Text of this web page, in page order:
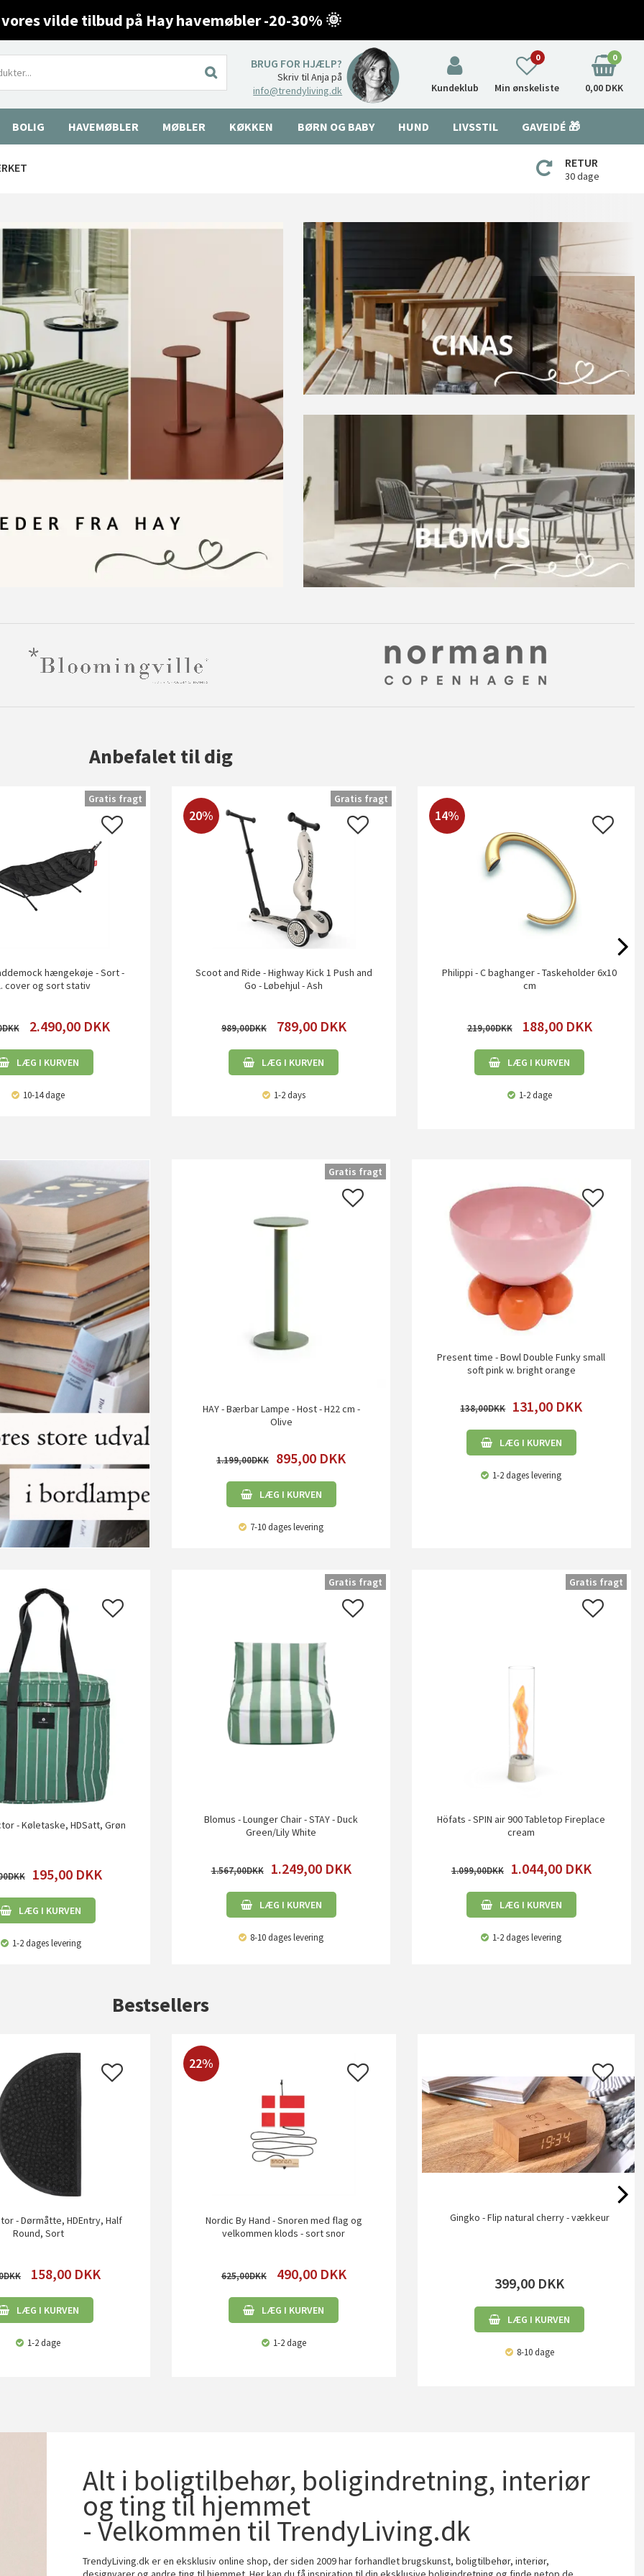
vores vilde tilbud på Hay havemøbler -20-30% 🌞
BRUG FOR HJÆLP?
Skriv til Anja på
info@trendyliving.dk
Kundeklub Min ønskeliste
0 0
0,00 DKK
BOLIG HAVEMØBLER MØBLER KØKKEN BØRN OG BABY HUND LIVSSTIL GAVEIDÉ 🎁
RETUR
30 dage
Anbefalet til dig
hængekøje - Sort -
cover og sort stativ
2.490,00 DKK
LÆG I KURVEN
10-14 dage
Gratis fragt
20%
Scoot and Ride - Highway Kick 1 Push and
Go - Løbehjul - Ash
989,00 789,00 DKK
LÆG I KURVEN
1-2 days
Gratis fragt
14%
Philippi - C baghanger - Taskeholder 6x10
cm
219,00 188,00 DKK
LÆG I KURVEN
1-2 dage
HAY - Bærbar Lampe - Host - H22 cm -
Olive
1.199,00 895,00 DKK
LÆG I KURVEN
7-10 dages levering
Gratis fragt
Present time - Bowl Double Funky small
soft pink w. bright orange
138,00 131,00 DKK
LÆG I KURVEN
1-2 dages levering
- Køletaske, HDSatt, Grøn
195,00 DKK
LÆG I KURVEN
1-2 dages levering
Blomus - Lounger Chair - STAY - Duck
Green/Lily White
1.567,00 1.249,00 DKK
LÆG I KURVEN
8-10 dages levering
Gratis fragt
Höfats - SPIN air 900 Tabletop Fireplace
cream
1.099,00 1.044,00 DKK
LÆG I KURVEN
1-2 dages levering
Gratis fragt
Bestsellers
- Dørmåtte, HDEntry, Half
Round, Sort
158,00 DKK
LÆG I KURVEN
1-2 dage
22%
Nordic By Hand - Snoren med flag og
velkommen klods - sort snor
625,00 490,00 DKK
LÆG I KURVEN
1-2 dage
Gingko - Flip natural cherry - vækkeur
399,00 DKK
LÆG I KURVEN
8-10 dage
Alt i boligtilbehør, boligindretning, interiør
og ting til hjemmet
- Velkommen til TrendyLiving.dk
TrendyLiving.dk er en eksklusiv online shop, der siden 2009 har forhandlet brugskunst, boligtilbehør, interiør,